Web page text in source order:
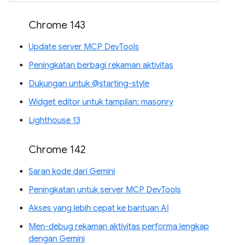
Chrome 143
Update server MCP DevTools
Peningkatan berbagi rekaman aktivitas
Dukungan untuk @starting-style
Widget editor untuk tampilan: masonry
Lighthouse 13
Chrome 142
Saran kode dari Gemini
Peningkatan untuk server MCP DevTools
Akses yang lebih cepat ke bantuan AI
Men-debug rekaman aktivitas performa lengkap
dengan Gemini